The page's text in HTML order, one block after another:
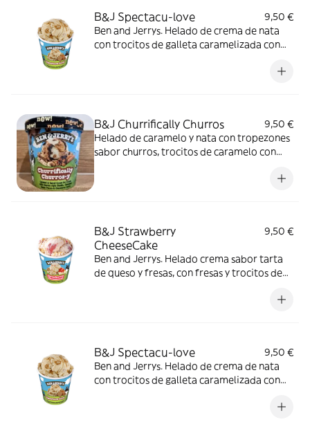
B&J Spectacu-love
9,50 €
Ben and Jerrys. Helado de crema de nata
con trocitos de galleta caramelizada con
B&J Churrifically Churros
9,50 €
Helado de caramelo y nata con tropezones
sabor churros, trocitos de caramelo con
B&J Strawberry
CheeseCake
9,50 €
Ben and Jerrys. Helado crema sabor tarta
de queso y fresas, con fresas y trocitos de
B&J Spectacu-love
9,50 €
Ben and Jerrys. Helado de crema de nata
con trocitos de galleta caramelizada con